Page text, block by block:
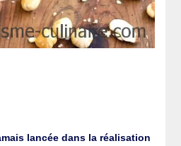
lancée dans la réalisation